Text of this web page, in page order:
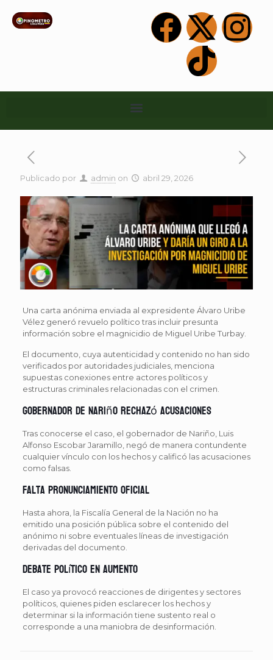
Publicado por admin on abril 29, 2026
Una carta anónima enviada al expresidente Álvaro Uribe
Vélez generó revuelo político tras incluir presunta
información sobre el magnicidio de Miguel Uribe Turbay.
El documento, cuya autenticidad y contenido no han sido
verificados por autoridades judiciales, menciona
supuestas conexiones entre actores políticos y
estructuras criminales relacionadas con el crimen.
Gobernador de Nariño rechazó acusaciones
Tras conocerse el caso, el gobernador de Nariño, Luis
Alfonso Escobar Jaramillo, negó de manera contundente
cualquier vínculo con los hechos y calificó las acusaciones
como falsas.
Falta pronunciamiento oficial
Hasta ahora, la Fiscalía General de la Nación no ha
emitido una posición pública sobre el contenido del
anónimo ni sobre eventuales líneas de investigación
derivadas del documento.
Debate político en aumento
El caso ya provocó reacciones de dirigentes y sectores
políticos, quienes piden esclarecer los hechos y
determinar si la información tiene sustento real o
corresponde a una maniobra de desinformación.